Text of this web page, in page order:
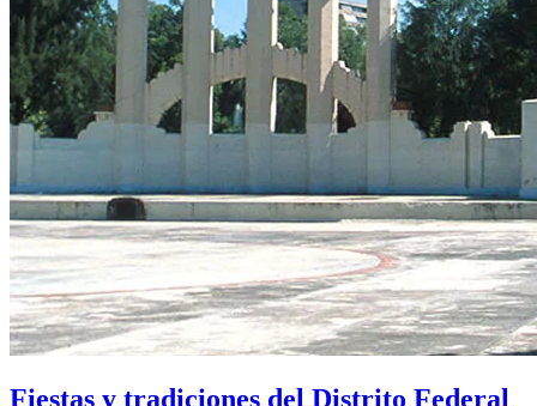
Fiestas y tradiciones del Distrito Federal